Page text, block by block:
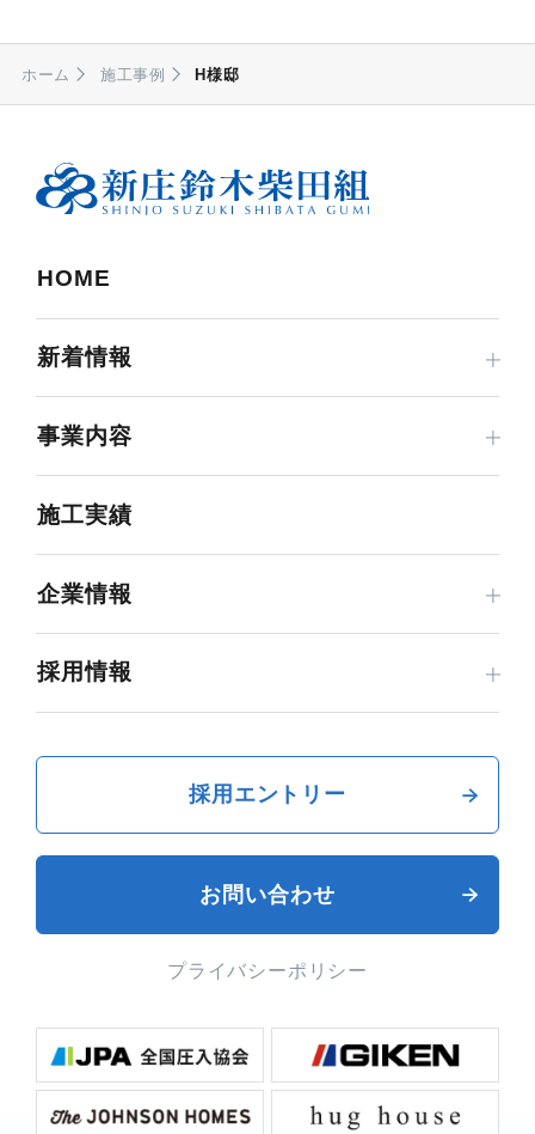
ホーム 施工事例 H様邸
HOME
新着情報
事業内容
施工実績
企業情報
採用情報
採用エントリー
お問い合わせ
プライバシーポリシー